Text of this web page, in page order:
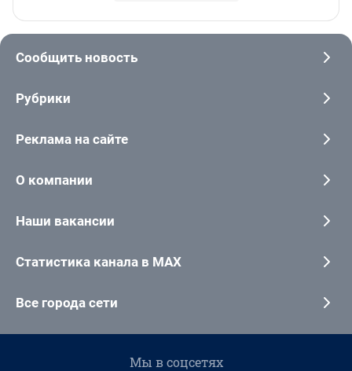
Сообщить новость
Рубрики
Реклама на сайте
О компании
Наши вакансии
Статистика канала в MAX
Все города сети
Мы в соцсетях